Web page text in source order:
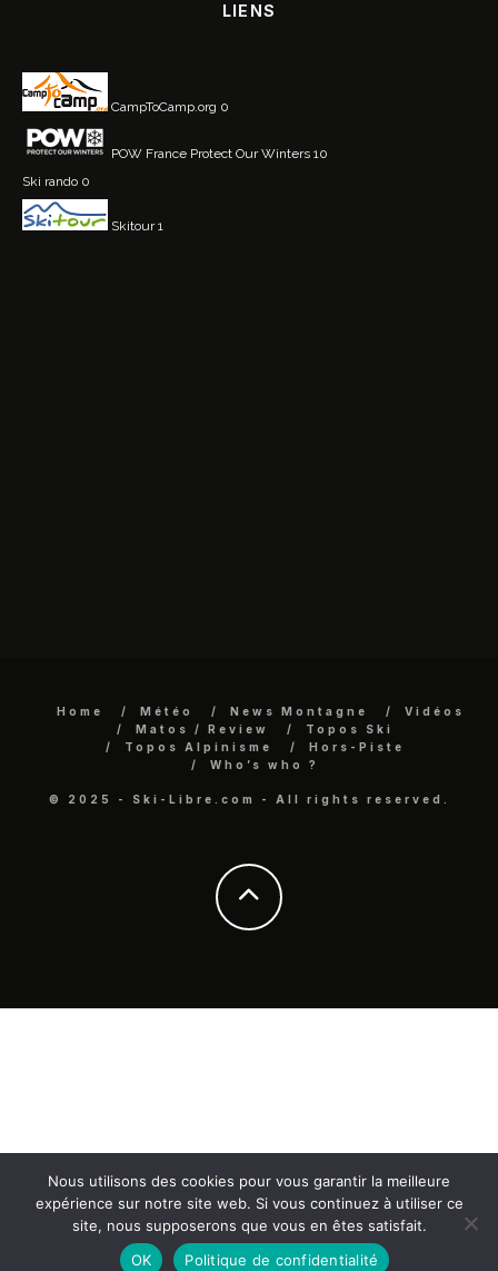
LIENS
CampToCamp.org 0
POW France Protect Our Winters 10
Ski rando 0
Skitour1
Home Météo News Montagne
Vidéos
Matos / Review
Topos Ski
Topos Alpinisme
Hors-Piste
Who’s who ?
© 2025 - Ski-Libre.com - All rights reserved.
Nous utilisons des cookies pour vous garantir la meilleure
expérience sur notre site web. Si vous continuez à utiliser ce
site, nous supposerons que vous en êtes satisfait.
OK
Politique de confidentialité